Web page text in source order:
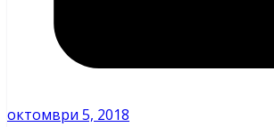
октомври 5, 2018